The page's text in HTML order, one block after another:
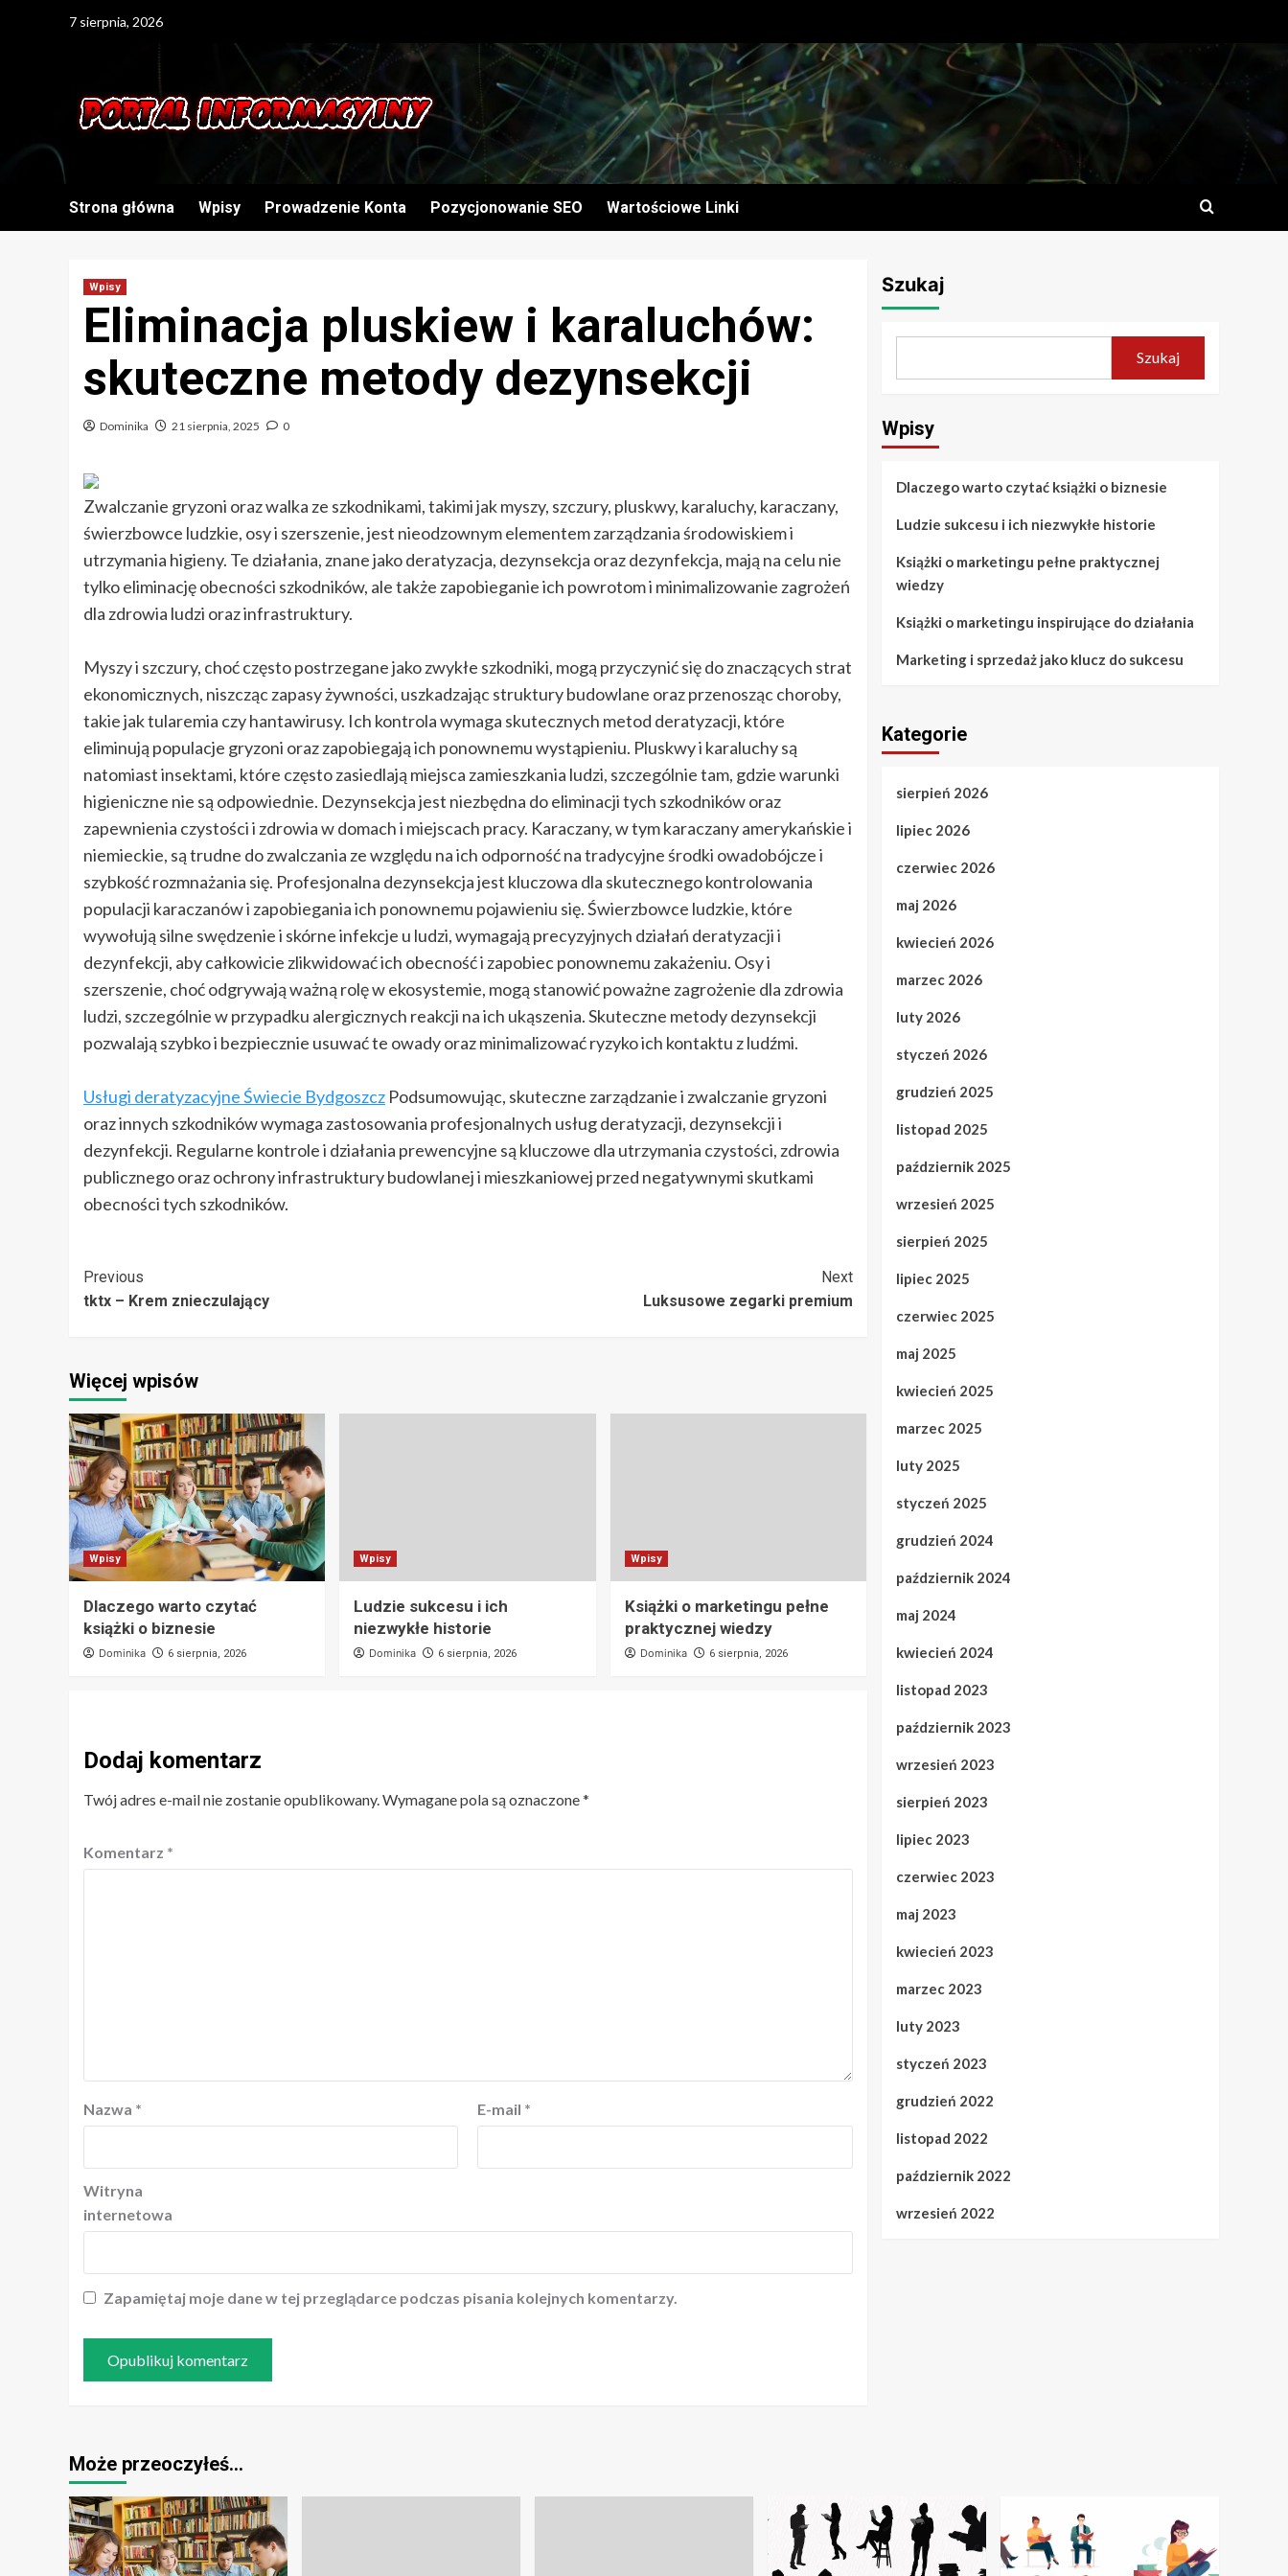
7 sierpnia, 2026
Strona główna Wpisy Prowadzenie Konta Pozycjonowanie SEO Wartościowe Linki
Wpisy
Eliminacja pluskiew i karaluchów:
skuteczne metody dezynsekcji
Dominika 21 sierpnia, 2025 0
Zwalczanie gryzoni oraz walka ze szkodnikami, takimi jak myszy, szczury, pluskwy, karaluchy, karaczany,
świerzbowce ludzkie, osy i szerszenie, jest nieodzownym elementem zarządzania środowiskiem i
utrzymania higieny. Te działania, znane jako deratyzacja, dezynsekcja oraz dezynfekcja, mają na celu nie
tylko eliminację obecności szkodników, ale także zapobieganie ich powrotom i minimalizowanie zagrożeń
dla zdrowia ludzi oraz infrastruktury.
Myszy i szczury, choć często postrzegane jako zwykłe szkodniki, mogą przyczynić się do znaczących strat
ekonomicznych, niszcząc zapasy żywności, uszkadzając struktury budowlane oraz przenosząc choroby,
takie jak tularemia czy hantawirusy. Ich kontrola wymaga skutecznych metod deratyzacji, które
eliminują populacje gryzoni oraz zapobiegają ich ponownemu wystąpieniu. Pluskwy i karaluchy są
natomiast insektami, które często zasiedlają miejsca zamieszkania ludzi, szczególnie tam, gdzie warunki
higieniczne nie są odpowiednie. Dezynsekcja jest niezbędna do eliminacji tych szkodników oraz
zapewnienia czystości i zdrowia w domach i miejscach pracy. Karaczany, w tym karaczany amerykańskie i
niemieckie, są trudne do zwalczania ze względu na ich odporność na tradycyjne środki owadobójcze i
szybkość rozmnażania się. Profesjonalna dezynsekcja jest kluczowa dla skutecznego kontrolowania
populacji karaczanów i zapobiegania ich ponownemu pojawieniu się. Świerzbowce ludzkie, które
wywołują silne swędzenie i skórne infekcje u ludzi, wymagają precyzyjnych działań deratyzacji i
dezynfekcji, aby całkowicie zlikwidować ich obecność i zapobiec ponownemu zakażeniu. Osy i
szerszenie, choć odgrywają ważną rolę w ekosystemie, mogą stanowić poważne zagrożenie dla zdrowia
ludzi, szczególnie w przypadku alergicznych reakcji na ich ukąszenia. Skuteczne metody dezynsekcji
pozwalają szybko i bezpiecznie usuwać te owady oraz minimalizować ryzyko ich kontaktu z ludźmi.
Usługi deratyzacyjne Świecie Bydgoszcz Podsumowując, skuteczne zarządzanie i zwalczanie gryzoni
oraz innych szkodników wymaga zastosowania profesjonalnych usług deratyzacji, dezynsekcji i
dezynfekcji. Regularne kontrole i działania prewencyjne są kluczowe dla utrzymania czystości, zdrowia
publicznego oraz ochrony infrastruktury budowlanej i mieszkaniowej przed negatywnymi skutkami
obecności tych szkodników.
Post
Navigation
Previous
tktx – Krem znieczulający
Next
Luksusowe zegarki premium
Więcej wpisów
Wpisy
Dlaczego warto czytać
książki o biznesie
Dominika 6 sierpnia, 2026
Wpisy
Ludzie sukcesu i ich
niezwykłe historie
Dominika 6 sierpnia, 2026
Wpisy
Książki o marketingu pełne
praktycznej wiedzy
Dominika 6 sierpnia, 2026
Dodaj komentarz
Twój adres e-mail nie zostanie opublikowany.Wymagane pola są oznaczone*
Komentarz *
Nazwa * E-mail *
Witryna
internetowa
Zapamiętaj moje dane w tej przeglądarce podczas pisania kolejnych komentarzy.
Szukaj
Szukaj
Wpisy
Dlaczego warto czytać książki o biznesie
Ludzie sukcesu i ich niezwykłe historie
Książki o marketingu pełne praktycznej
wiedzy
Książki o marketingu inspirujące do działania
Marketing i sprzedaż jako klucz do sukcesu
Kategorie
sierpień 2026
lipiec 2026
czerwiec 2026
maj 2026
kwiecień 2026
marzec 2026
luty 2026
styczeń 2026
grudzień 2025
listopad 2025
październik 2025
wrzesień 2025
sierpień 2025
lipiec 2025
czerwiec 2025
maj 2025
kwiecień 2025
marzec 2025
luty 2025
styczeń 2025
grudzień 2024
październik 2024
maj 2024
kwiecień 2024
listopad 2023
październik 2023
wrzesień 2023
sierpień 2023
lipiec 2023
czerwiec 2023
maj 2023
kwiecień 2023
marzec 2023
luty 2023
styczeń 2023
grudzień 2022
listopad 2022
październik 2022
wrzesień 2022
Może przeoczyłeś…